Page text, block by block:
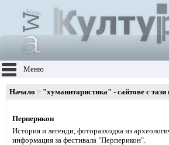
Меню
Начало "хуманитаристика" - сайтове с
Перперикон
История и легенди, фоторазходка из
информация за фестивала "Перперикон".